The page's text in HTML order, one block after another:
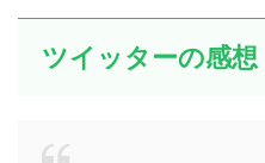
ツイッターの感想